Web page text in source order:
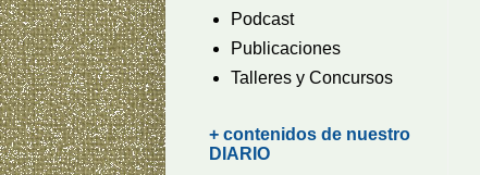
Podcast
Publicaciones
Talleres y Concursos
+ contenidos de nuestro
DIARIO